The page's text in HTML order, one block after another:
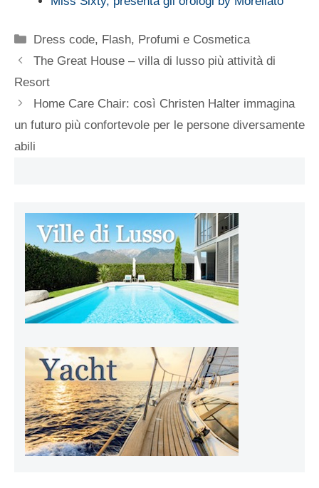
Categorie
Dress code, Flash, Profumi e Cosmetica
The Great House – villa di lusso più attività di
Resort
Home Care Chair: così Christen Halter immagina
un futuro più confortevole per le persone diversamente
abili